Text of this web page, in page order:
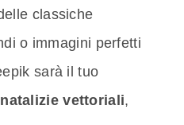
classiche
o immagini perfetti
sarà il tuo
vettoriali,